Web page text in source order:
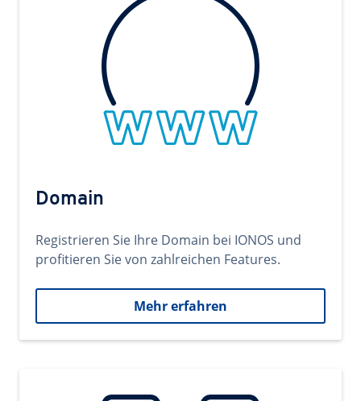
Domain
Registrieren Sie Ihre Domain bei IONOS und
profitieren Sie von zahlreichen Features.
Mehr erfahren